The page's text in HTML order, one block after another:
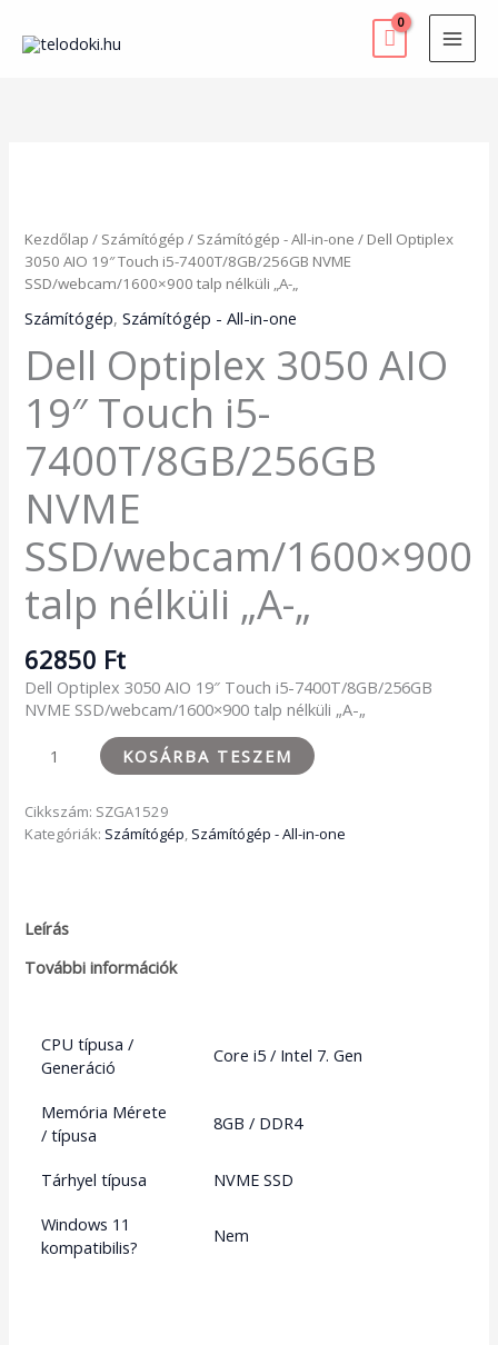
content
Kezdőlap / Számítógép / Számítógép - All-in-one / Dell Optiplex
3050 AIO 19″ Touch i5-7400T/8GB/256GB NVME
SSD/webcam/1600×900 talp nélküli „A-„
Számítógép,Számítógép - All-in-one
Dell Optiplex 3050 AIO
19″ Touch i5-
7400T/8GB/256GB
NVME
SSD/webcam/1600×900
talp nélküli „A-„
62850 Ft
Dell Optiplex 3050 AIO 19″ Touch i5-7400T/8GB/256GB
NVME SSD/webcam/1600×900 talp nélküli „A-„
19"
Touch
i5-
7400T/8GB/256GB
SSD/webcam/1600x900
talp
nélküli
"A-
"
mennyiség
KOSÁRBA TESZEM
Cikkszám: SZGA1529
Kategóriák: Számítógép, Számítógép - All-in-one
Leírás
További információk
CPU típusa /
Generáció
Core i5 / Intel 7. Gen
Memória Mérete
/ típusa
8GB / DDR4
Tárhyel típusa
NVME SSD
Windows 11
kompatibilis?
Nem